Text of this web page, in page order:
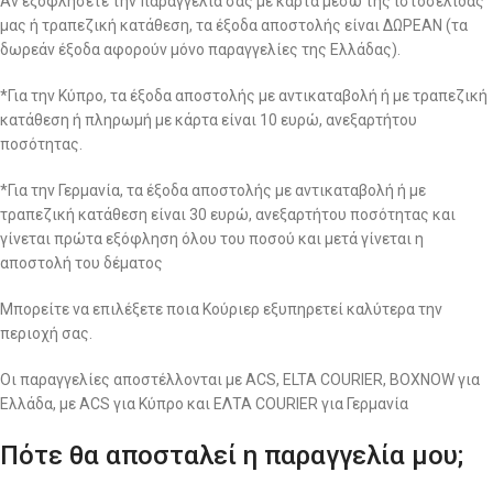
μας ή τραπεζική κατάθεση, τα έξοδα αποστολής είναι ΔΩΡΕΑΝ (τα
δωρεάν έξοδα αφορούν μόνο παραγγελίες της Ελλάδας).
*Για την Κύπρο, τα έξοδα αποστολής με αντικαταβολή ή με τραπεζική
κατάθεση ή πληρωμή με κάρτα είναι 10 ευρώ, ανεξαρτήτου
ποσότητας.
*Για την Γερμανία, τα έξοδα αποστολής με αντικαταβολή ή με
τραπεζική κατάθεση είναι 30 ευρώ, ανεξαρτήτου ποσότητας και
γίνεται πρώτα εξόφληση όλου του ποσού και μετά γίνεται η
αποστολή του δέματος
Μπορείτε να επιλέξετε ποια Κούριερ εξυπηρετεί καλύτερα την
περιοχή σας.
Οι παραγγελίες αποστέλλονται με ACS, ELTA COURIER, BOXNOW για
Ελλάδα, με ACS για Κύπρο και ΕΛΤΑ COURIER για Γερμανία
Πότε θα αποσταλεί η παραγγελία μου;